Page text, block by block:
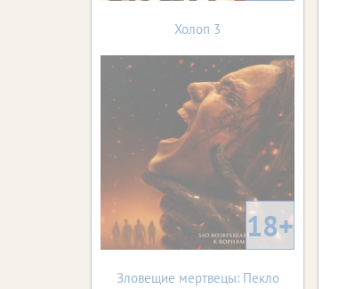
Холоп 3
18+
Зловещие мертвецы: Пекло